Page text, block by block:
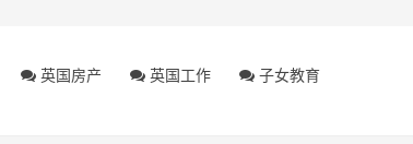
英国房产 英国工作 子女教育